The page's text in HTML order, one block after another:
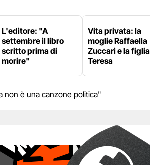
L'editore: "A
settembre il libro
scritto prima di
morire"
Vita privata: la
moglie Raffaella
Zuccari e la figlia
Teresa
non è una canzone politica"